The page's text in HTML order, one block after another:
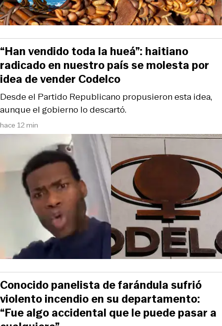
hace 12 min
Desde el Partido Republicano propusieron esta idea,
aunque el gobierno lo descartó.
“Han vendido toda la hueá”: haitiano
radicado en nuestro país se molesta por
idea de vender Codelco
Conocido panelista de farándula sufrió
violento incendio en su departamento:
“Fue algo accidental que le puede pasar a